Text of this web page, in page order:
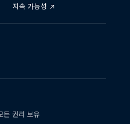
지속 가능성
든 권리 보유